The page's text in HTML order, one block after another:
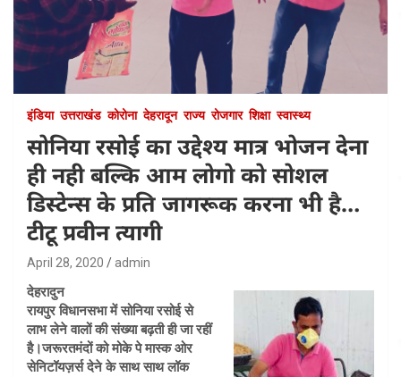
इंडिया उत्तराखंड कोरोना देहरादून राज्य रोजगार शिक्षा स्वास्थ्य
सोनिया रसोई का उद्देश्य मात्र भोजन देना
ही नही बल्कि आम लोगो को सोशल
डिस्टेन्स के प्रति जागरूक करना भी है…
टीटू प्रवीन त्यागी
April 28, 2020 admin
देहरादुन
रायपुर विधानसभा में सोनिया रसोई से
लाभ लेने वालों की संख्या बढ़ती ही जा रहीं
है।जरूरतमंदों को मोके पे मास्क ओर
सेनिटॉयज़र्स देने के साथ साथ लॉक